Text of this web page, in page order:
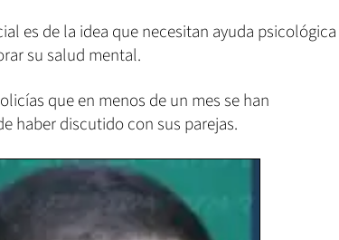
es de la idea que necesitan ayuda psicológica
su salud mental.
que en menos de un mes se han
haber discutido con sus parejas.